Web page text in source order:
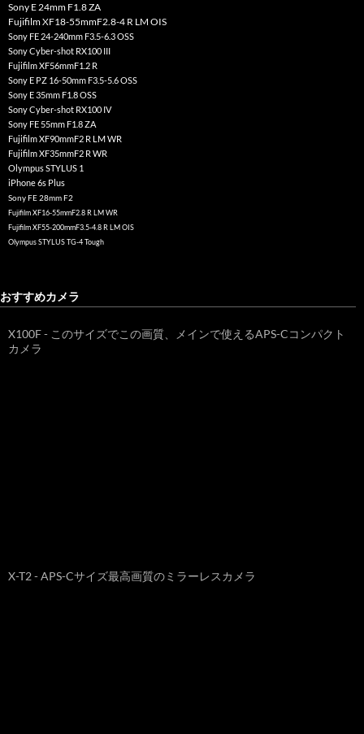
Sony E 24mm F1.8 ZA
Fujifilm XF18-55mmF2.8-4 R LM OIS
Sony FE 24-240mm F3.5-6.3 OSS
Sony Cyber-shot RX100 III
Fujifilm XF56mmF1.2 R
Sony E PZ 16-50mm F3.5-5.6 OSS
Sony E 35mm F1.8 OSS
Sony Cyber-shot RX100 IV
Sony FE 55mm F1.8 ZA
Fujifilm XF90mmF2 R LM WR
Fujifilm XF35mmF2 R WR
Olympus STYLUS 1
iPhone 6s Plus
Sony FE 28mm F2
Fujifilm XF16-55mmF2.8 R LM WR
Fujifilm XF55-200mmF3.5-4.8 R LM OIS
Olympus STYLUS TG-4 Tough
おすすめカメラ
X100F - このサイズでこの画質、メインで使えるAPS-Cコンパクト
カメラ
X-T2 - APS-Cサイズ最高画質のミラーレスカメラ